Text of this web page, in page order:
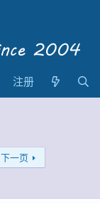
注册
下一页